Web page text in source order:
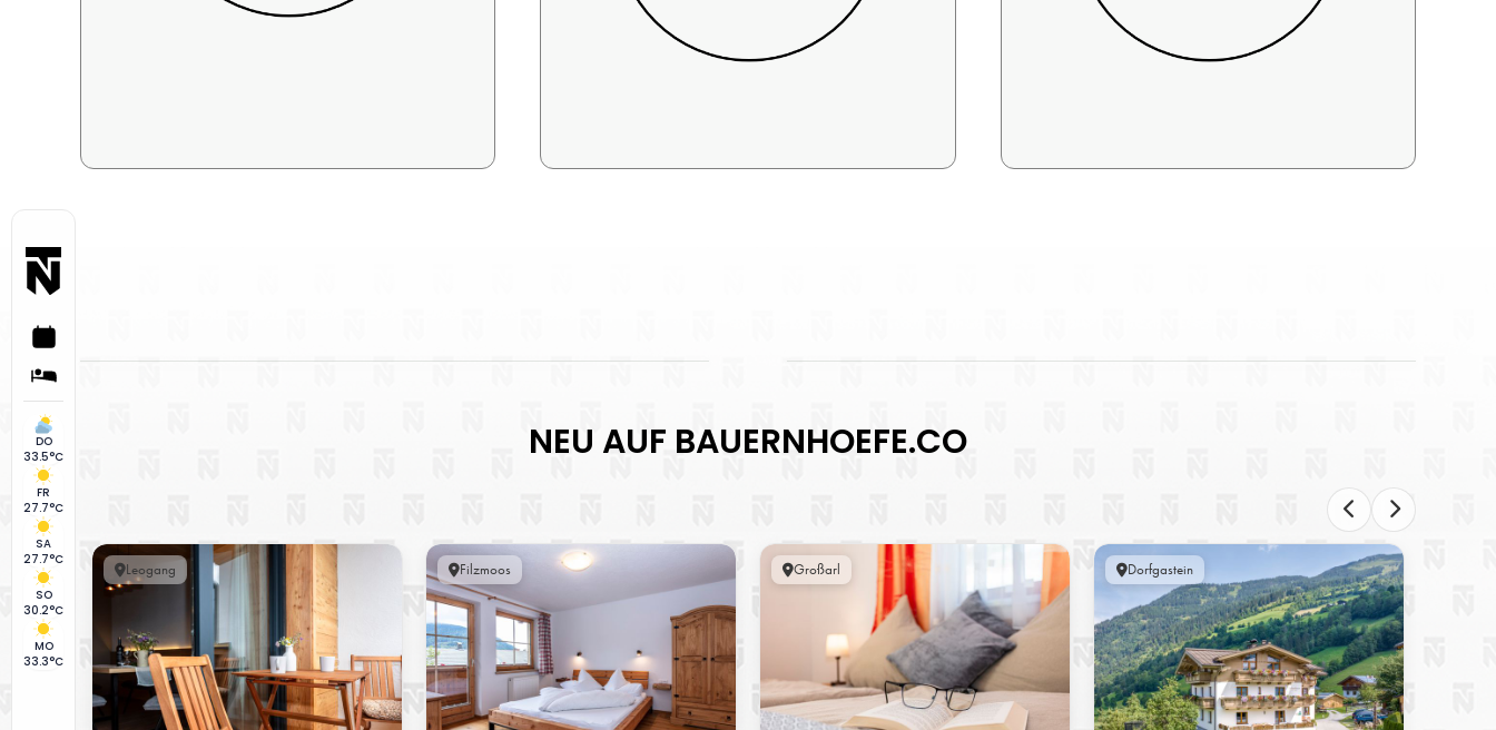
DO
33.5°C
FR
27.7°C
SA
27.7°C
SO
30.2°C
MO
33.3°C
NEU AUF BAUERNHOEFE.CO
Leogang Filzmoos Großarl Dorfgastein